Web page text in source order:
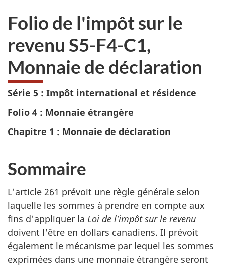
Folio de l'impôt sur le
revenu S5-F4-C1,
Monnaie de déclaration
Série 5 : Impôt international et résidence
Folio 4 : Monnaie étrangère
Chapitre 1 : Monnaie de déclaration
Sommaire
L'article 261 prévoit une règle générale selon
laquelle les sommes à prendre en compte aux
fins d'appliquer la Loi de l'impôt sur le revenu
doivent l'être en dollars canadiens. Il prévoit
également le mécanisme par lequel les sommes
exprimées dans une monnaie étrangère seront